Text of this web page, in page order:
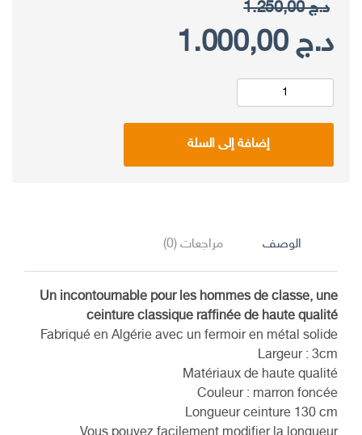
د.ج1.250,00
السعر
الأصلي
هو:
د.ج 1.250,00.
د.ج1.000,00
السعر
هو:
د.ج 1.000,00.
إضافة إلى السلة
الوصف مراجعات (0)
Un incontournable pour les hommes de classe, une
ceinture classique raffinée de haute qualité
Fabriqué en Algérie avec un fermoir en métal solide
Largeur : 3cm
Matériaux de haute qualité
Couleur : marron foncée
Longueur ceinture 130 cm